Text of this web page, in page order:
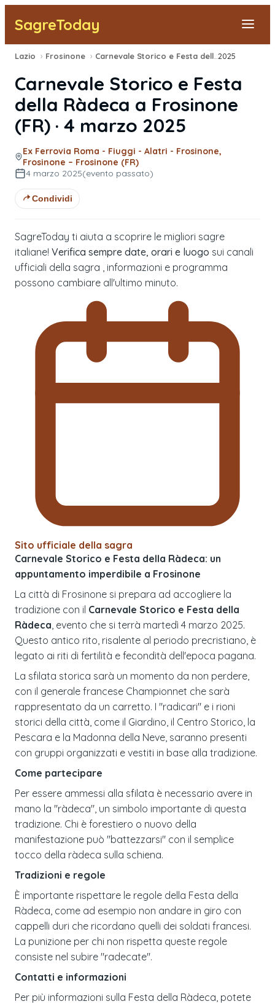
SagreToday
Segnala una sagra
Tutte le Sagre
Vicino a Me
Lazio › Frosinone › 2025
Carnevale Storico e Festa
della Ràdeca a Frosinone
(FR) · 4 marzo 2025
Ex Ferrovia Roma - Fiuggi - Alatri - Frosinone,
Frosinone – Frosinone (FR)
4 marzo 2025(evento passato)
Condividi
SagreToday ti aiuta a scoprire le migliori sagre
italiane! Verifica sempre date, orari e luogo sui canali
ufficiali della sagra , informazioni e programma
possono cambiare all'ultimo minuto.
Sito ufficiale della sagra
Carnevale Storico e Festa della Ràdeca: un
appuntamento imperdibile a Frosinone
La città di Frosinone si prepara ad accogliere la
tradizione con il Carnevale Storico e Festa della
Ràdeca , evento che si terrà martedì 4 marzo 2025.
Questo antico rito, risalente al periodo precristiano, è
legato ai riti di fertilità e fecondità dell'epoca pagana.
La sfilata storica sarà un momento da non perdere,
con il generale francese Championnet che sarà
rappresentato da un carretto. I "radicari" e i rioni
storici della città, come il Giardino, il Centro Storico, la
Pescara e la Madonna della Neve, saranno presenti
con gruppi organizzati e vestiti in base alla tradizione.
Come partecipare
Per essere ammessi alla sfilata è necessario avere in
mano la "ràdeca", un simbolo importante di questa
tradizione. Chi è forestiero o nuovo della
manifestazione può "battezzarsi" con il semplice
tocco della ràdeca sulla schiena.
Tradizioni e regole
È importante rispettare le regole della Festa della
Ràdeca, come ad esempio non andare in giro con
cappelli duri che ricordano quelli dei soldati francesi.
La punizione per chi non rispetta queste regole
consiste nel subire "radecate".
Contatti e informazioni
Per più informazioni sulla Festa della Ràdeca, potete